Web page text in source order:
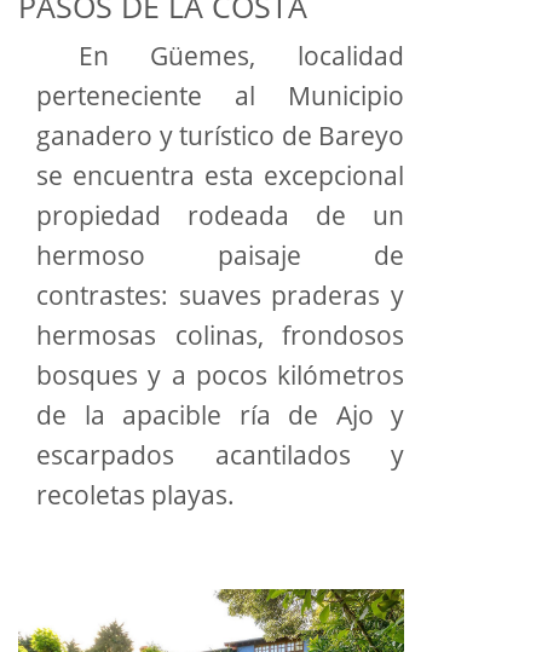
En Güemes, localidad
perteneciente al Municipio
ganadero y turístico de Bareyo
se encuentra esta excepcional
propiedad rodeada de un
hermoso paisaje de
contrastes: suaves praderas y
hermosas colinas, frondosos
bosques y a pocos kilómetros
de la apacible ría de Ajo y
escarpados acantilados y
recoletas playas.